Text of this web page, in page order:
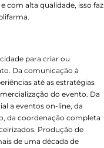
com alta qualidade, isso faz
para criar ou
Da comunicação à
até as estratégias
do evento. Da
a eventos on-line, da
da coordenação completa
Produção de
de uma década de